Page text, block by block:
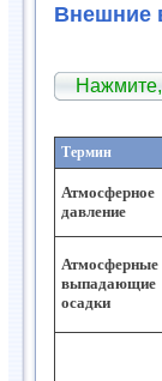
Внешние
Термин
Атмосферное
давление
Атмосферные
выпадающие
осадки